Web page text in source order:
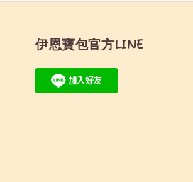
伊恩寶包官方LINE